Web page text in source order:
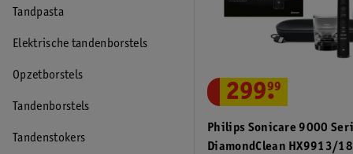
Tandpasta
Elektrische tandenborstels
Opzetborstels
Tandenborstels
Tandenstokers
Philips Sonicare 9000
DiamondClean HX9913/18
299.
99